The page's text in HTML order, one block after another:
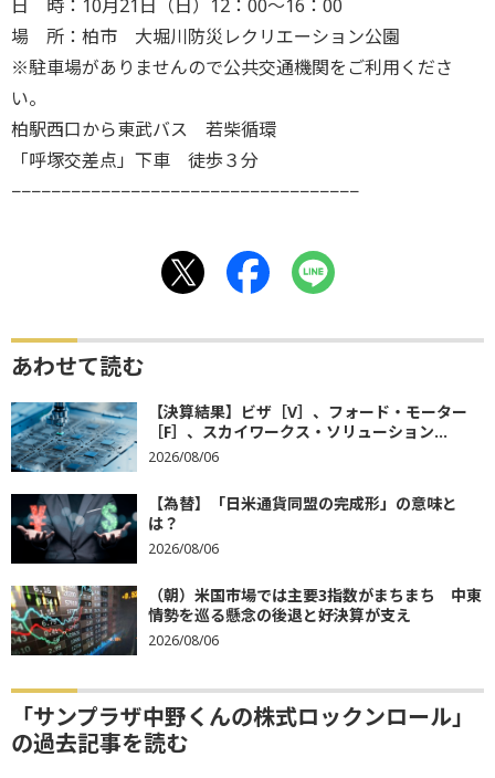
日 時：10月21日（日）12：00〜16：00
場 所：柏市 大堀川防災レクリエーション公園
※駐車場がありませんので公共交通機関をご利用くださ
い。
柏駅西口から東武バス 若柴循環
「呼塚交差点」下車 徒歩３分
−−−−−−−−−−−−−−−−−−−−−−−−−−−−−−−−−−−
あわせて読む
【決算結果】ビザ［V］、フォード・モーター
［F］、スカイワークス・ソリューション...
2026/08/06
【為替】「日米通貨同盟の完成形」の意味と
は？
2026/08/06
（朝）米国市場では主要3指数がまちまち 中東
情勢を巡る懸念の後退と好決算が支え
2026/08/06
「サンプラザ中野くんの株式ロックンロール」
の過去記事を読む